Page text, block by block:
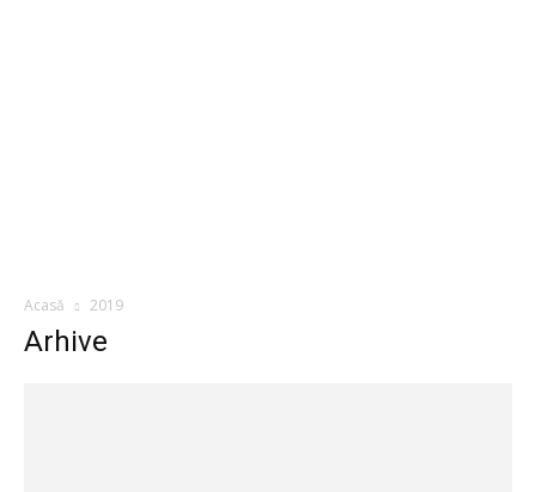
Acasă 2019
Arhive